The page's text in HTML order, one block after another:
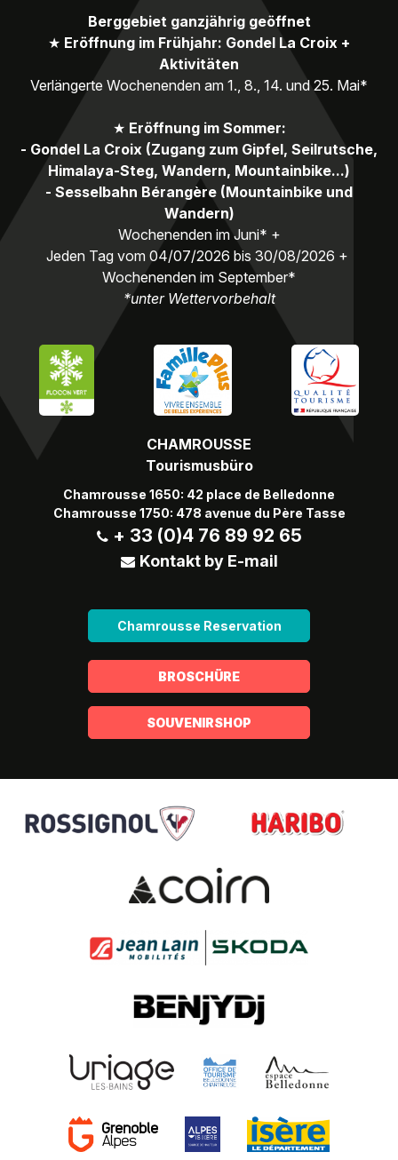
CHAMROUSSE
Tourismusbüro
Chamrousse 1650: 42 place de Belledonne
Chamrousse 1750: 478 avenue du Père Tasse
+ 33 (0)4 76 89 92 65
Kontakt by E-mail
Chamrousse Reservation
Berggebiet ganzjährig geöffnet
★ Eröffnung im Frühjahr: Gondel La Croix +
Aktivitäten
Verlängerte Wochenenden am 1., 8., 14. und 25. Mai*
★ Eröffnung im Sommer:
- Gondel La Croix (Zugang zum Gipfel, Seilrutsche,
Himalaya-Steg, Wandern, Mountainbike...)
- Sesselbahn Bérangère (Mountainbike und
Wandern)
Wochenenden im Juni* +
Jeden Tag vom 04/07/2026 bis 30/08/2026 +
Wochenenden im September*
*unter Wettervorbehalt
BROSCHÜRE
SOUVENIRSHOP